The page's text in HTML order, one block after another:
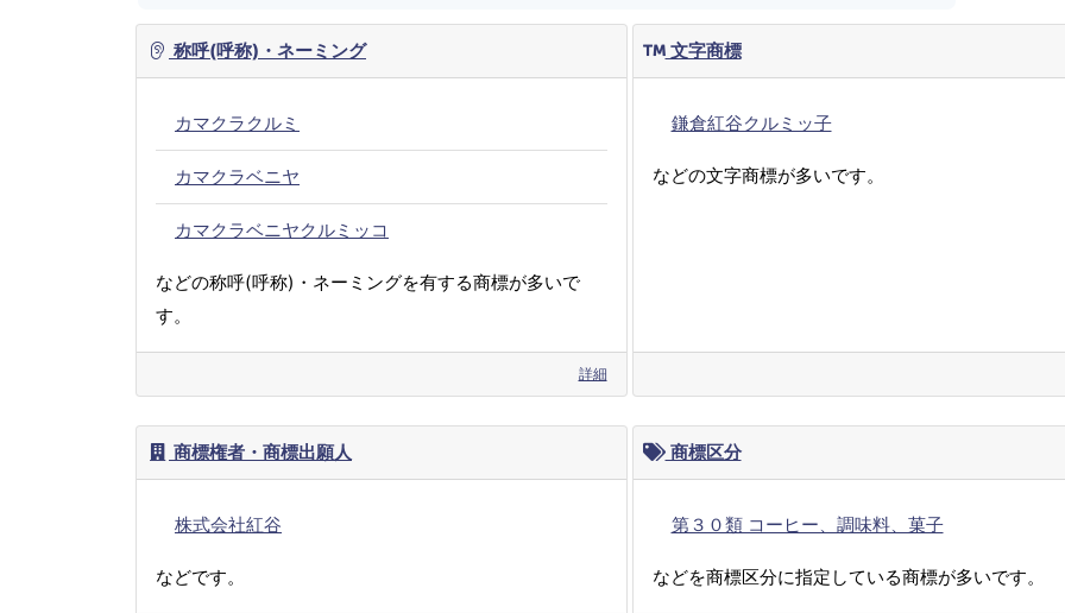
称呼(呼称)・ネーミング
カマクラクルミ
カマクラベニヤ
カマクラベニヤクルミッコ
などの称呼(呼称)・ネーミングを有する商標が多いで
す。
詳細
文字商標
鎌倉紅谷クルミッ子
などの文字商標が多いです。
商標権者・商標出願人
株式会社紅谷
などです。
商標区分
第３０類 コーヒー、調味料、菓子
などを商標区分に指定している商標が多いです。